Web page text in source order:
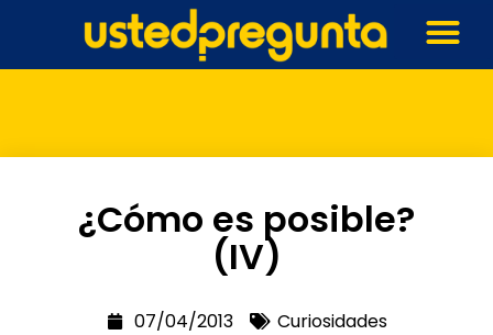
¿Cómo es posible?
(IV)
07/04/2013 Curiosidades